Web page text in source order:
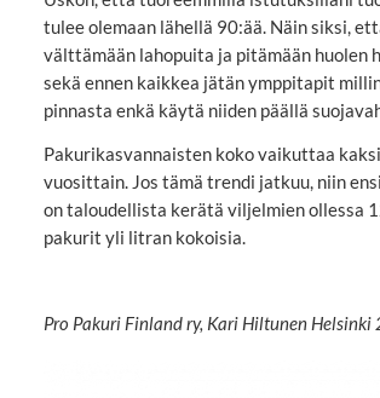
tulee olemaan lähellä 90:ää. Näin siksi,
välttämään lahopuita ja pitämään huolen
sekä ennen kaikkea jätän ymppitapit
pinnasta enkä käytä niiden päällä
Pakurikasvannaisten koko vaikuttaa
vuosittain. Jos tämä trendi jatkuu, niin
on taloudellista kerätä viljelmien ollessa
pakurit yli litran kokoisia.
Pro Pakuri Finland ry, Kari Hiltunen